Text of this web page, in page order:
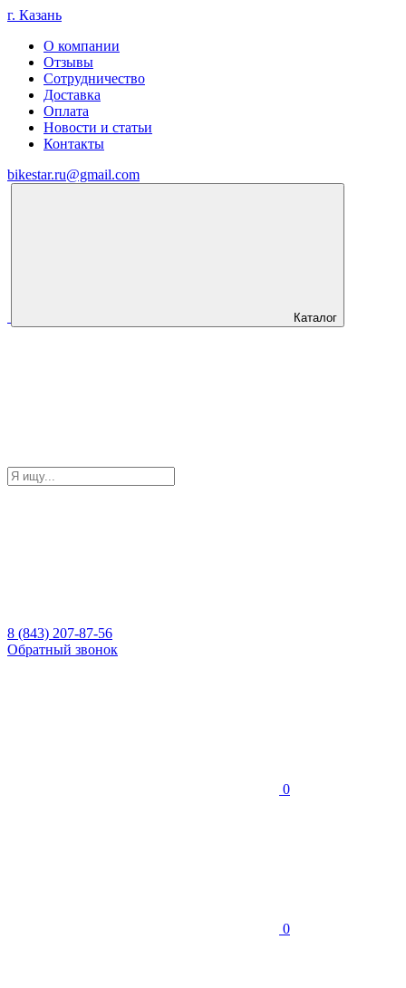
г. Казань
О компании
Отзывы
Сотрудничество
Доставка
Оплата
Новости и статьи
Контакты
bikestar.ru@gmail.com
Каталог
8 (843) 207-87-56
Обратный звонок
0
0